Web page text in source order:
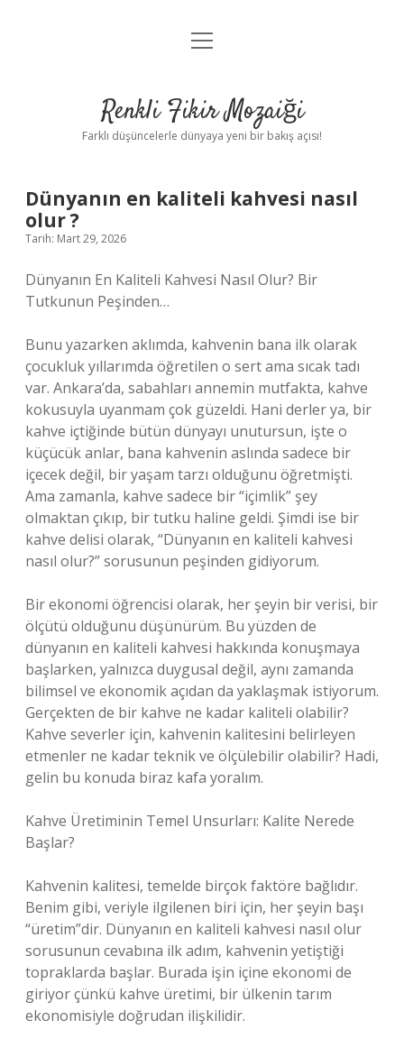
Anasayfa
Yasal Uyarı
menüyü
Renkli Fikir Mozaiği
Farklı düşüncelerle dünyaya yeni bir bakış açısı!
Dünyanın en kaliteli kahvesi nasıl
olur ?
Tarih: Mart 29, 2026
Dünyanın En Kaliteli Kahvesi Nasıl Olur? Bir
Tutkunun Peşinden…
Bunu yazarken aklımda, kahvenin bana ilk olarak
çocukluk yıllarımda öğretilen o sert ama sıcak tadı
var. Ankara’da, sabahları annemin mutfakta, kahve
kokusuyla uyanmam çok güzeldi. Hani derler ya, bir
kahve içtiğinde bütün dünyayı unutursun, işte o
küçücük anlar, bana kahvenin aslında sadece bir
içecek değil, bir yaşam tarzı olduğunu öğretmişti.
Ama zamanla, kahve sadece bir “içimlik” şey
olmaktan çıkıp, bir tutku haline geldi. Şimdi ise bir
kahve delisi olarak, “Dünyanın en kaliteli kahvesi
nasıl olur?” sorusunun peşinden gidiyorum.
Bir ekonomi öğrencisi olarak, her şeyin bir verisi, bir
ölçütü olduğunu düşünürüm. Bu yüzden de
dünyanın en kaliteli kahvesi hakkında konuşmaya
başlarken, yalnızca duygusal değil, aynı zamanda
bilimsel ve ekonomik açıdan da yaklaşmak istiyorum.
Gerçekten de bir kahve ne kadar kaliteli olabilir?
Kahve severler için, kahvenin kalitesini belirleyen
etmenler ne kadar teknik ve ölçülebilir olabilir? Hadi,
gelin bu konuda biraz kafa yoralım.
Kahve Üretiminin Temel Unsurları: Kalite Nerede
Başlar?
Kahvenin kalitesi, temelde birçok faktöre bağlıdır.
Benim gibi, veriyle ilgilenen biri için, her şeyin başı
“üretim”dir. Dünyanın en kaliteli kahvesi nasıl olur
sorusunun cevabına ilk adım, kahvenin yetiştiği
topraklarda başlar. Burada işin içine ekonomi de
giriyor çünkü kahve üretimi, bir ülkenin tarım
ekonomisiyle doğrudan ilişkilidir.